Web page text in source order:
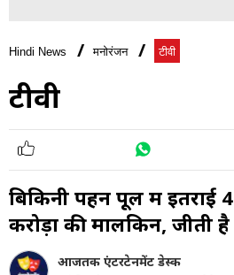
Hindi News मनोरंजन टीवी
टीवी
बिकिनी पहन पूल में इतराई
करोड़ों की मालकिन, जीती
आजतक एंटरटेनमेंट डेस्क